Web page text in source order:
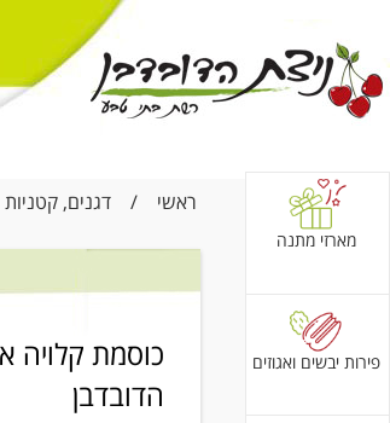
ראשי / דגנים,
מארזי מתנה
פירות יבשים ואגוזים
כוסמת קלויה
הדובדבן